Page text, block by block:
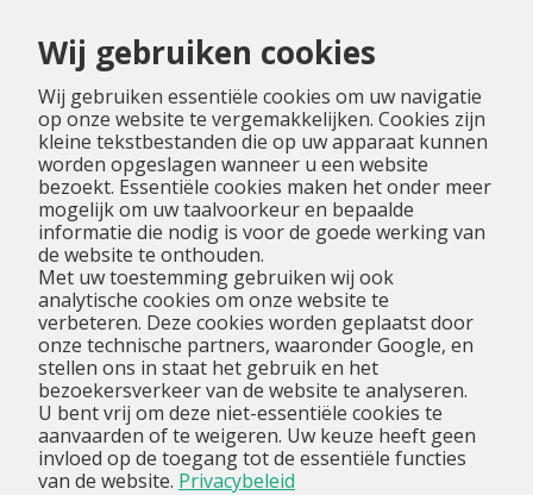
Wij gebruiken cookies
Wij gebruiken essentiële cookies om uw navigatie
op onze website te vergemakkelijken. Cookies zijn
kleine tekstbestanden die op uw apparaat kunnen
worden opgeslagen wanneer u een website
bezoekt. Essentiële cookies maken het onder meer
mogelijk om uw taalvoorkeur en bepaalde
informatie die nodig is voor de goede werking van
de website te onthouden.
Met uw toestemming gebruiken wij ook
analytische cookies om onze website te
verbeteren. Deze cookies worden geplaatst door
onze technische partners, waaronder Google, en
stellen ons in staat het gebruik en het
bezoekersverkeer van de website te analyseren.
U bent vrij om deze niet-essentiële cookies te
aanvaarden of te weigeren. Uw keuze heeft geen
invloed op de toegang tot de essentiële functies
van de website. Privacybeleid